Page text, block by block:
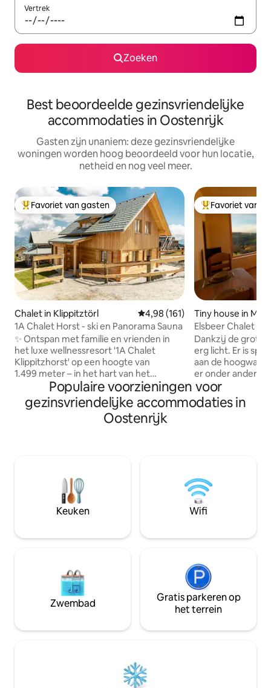
Vertrek
Zoeken
Best beoordeelde gezinsvriendelijke
accommodaties in Oostenrijk
Gasten zijn unaniem: deze gezinsvriendelijke
woningen worden hoog beoordeeld voor hun locatie,
netheid en nog veel meer.
Topfavoriet van gasten
Favoriet van gasten
Chalet in Klippitztörl Gemiddelde beoordeling van
4,98 (161)
1A Chalet Horst - ski en Panorama Sauna
✨ Ontspan met familie en vrienden in
het luxe wellnessresort '1A Chalet
Klippitzhorst' op een hoogte van
1.499 meter – in het hart van het
wandel- en skigebied Klippitztörl. 🧖‍♂️ Het
hoogtepunt is de glazen
panoramasauna met een prachtig
Oplaadstation voor elektrische auto's 🔥
Luxe buitengrill 🛏️ Hoogwaardige
boxspringbedden zorgen voor optimaal
slaapcomfort
Topfavoriet van
Favoriet van
Tiny house in
Elsbeer Chalet
Dankzij de grote
erg licht. Er is
aan de
er onder andere
eettafel met
elzenhout. Er is
chalet, maar het
Op verzoek
verstrekken
Populaire voorzieningen voor
gezinsvriendelijke accommodaties in
Oostenrijk
Keuken Wifi
Zwembad
Gratis parkeren op
het terrein